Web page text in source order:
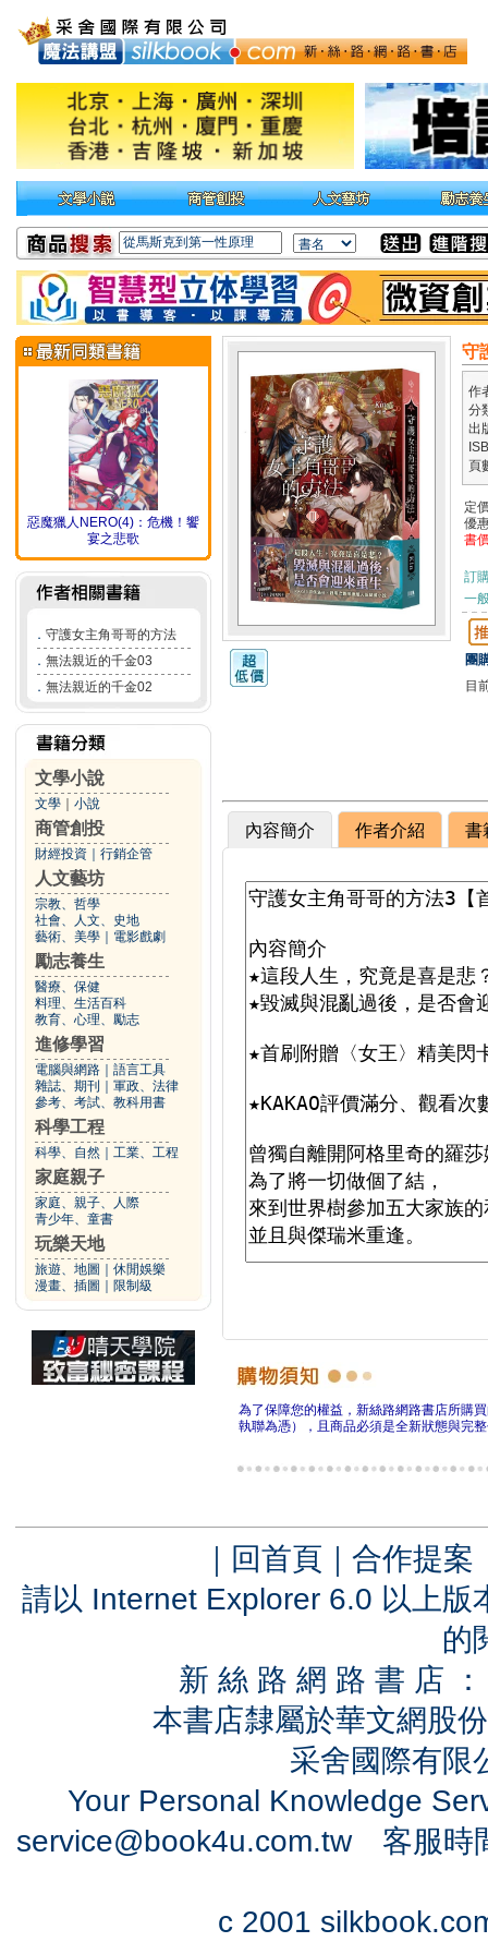
惡魔獵人NERO(4)：危機！饗
宴之悲歌
． 守護女主角哥哥的方法
． 無法親近的千金03
． 無法親近的千金02
文學小說
文學 小說
商管創投
財經投資 行銷企管
人文藝坊
宗教、哲學
社會、人文、史地
藝術、美學
電影戲劇
勵志養生
醫療、保健
料理、生活百科
教育、心理、勵志
進修學習
電腦與網路
語言工具
雜誌、期刊
軍政、法律
參考、考試、教科用書
科學工程
科學、自然 工業、工程
家庭親子
家庭、親子、人際
青少年、童書
玩樂天地
旅遊、地圖
休閒娛樂
漫畫、插圖
限制級
守
作
分
出
頁
定
優
書
訂
一
團
目
內容簡介 作者介紹 書
為了保障您的權益，新絲路網路書店所購
執聯為憑），且商品必須是全新狀態與完
｜ 回首頁 ｜ 合作提案
請以 Internet Explorer 6.0 以上
的
新 絲 路 網 路 書 店
本書店隸屬於華文網股
采舍國際有
Your Personal Knowledge
service@book4u.com.tw客服時
c 2001